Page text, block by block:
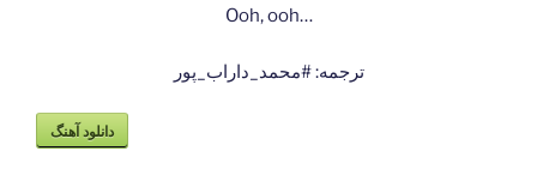
Ooh, ooh…
ترجمه: #محمد_داراب_پور
دانلود آهنگ